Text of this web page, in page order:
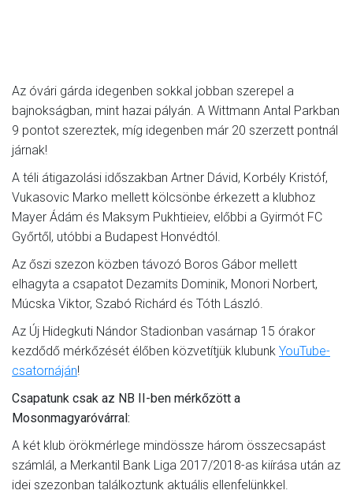
Az óvári gárda idegenben sokkal jobban szerepel a
bajnokságban, mint hazai pályán. A Wittmann Antal Parkban
9 pontot szereztek, míg idegenben már 20 szerzett pontnál
járnak!
A téli átigazolási időszakban Artner Dávid, Korbély Kristóf,
Vukasovic Marko mellett kölcsönbe érkezett a klubhoz
Mayer Ádám és Maksym Pukhtieiev, előbbi a Gyirmót FC
Győrtől, utóbbi a Budapest Honvédtól.
Az őszi szezon közben távozó Boros Gábor mellett
elhagyta a csapatot Dezamits Dominik, Monori Norbert,
Múcska Viktor, Szabó Richárd és Tóth László.
Az Új Hidegkuti Nándor Stadionban vasárnap 15 órakor
kezdődő mérkőzését élőben közvetítjük klubunk YouTube-
csatornáján!
Csapatunk csak az NB II-ben mérkőzött a
Mosonmagyaróvárral:
A két klub örökmérlege mindössze három összecsapást
számlál, a Merkantil Bank Liga 2017/2018-as kiírása után az
idei szezonban találkoztunk aktuális ellenfelünkkel.